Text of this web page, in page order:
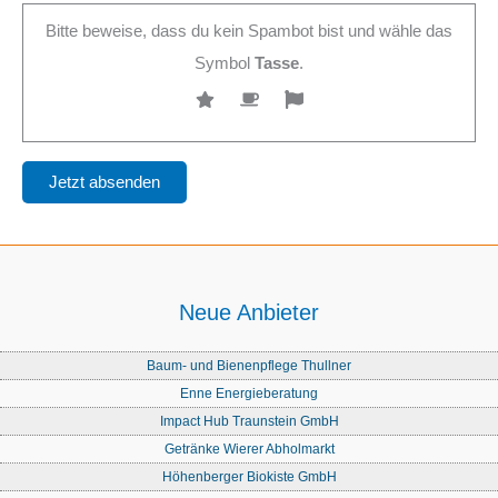
Bitte beweise, dass du kein Spambot bist und wähle das
Symbol Tasse.
Neue Anbieter
Baum- und Bienenpflege Thullner
Enne Energieberatung
Impact Hub Traunstein GmbH
Getränke Wierer Abholmarkt
Höhenberger Biokiste GmbH